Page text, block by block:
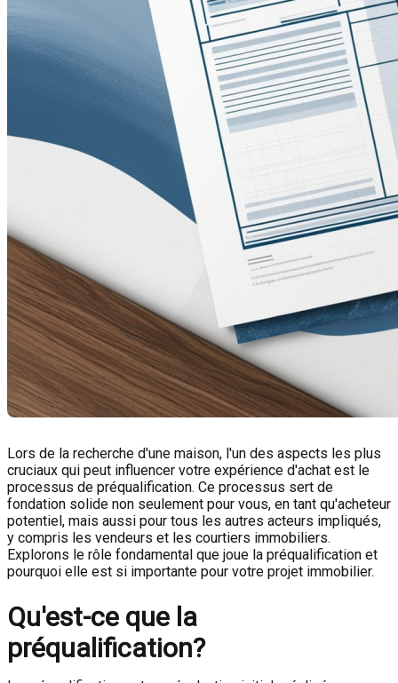
Lors de la recherche d'une maison, l'un des aspects les plus
cruciaux qui peut influencer votre expérience d'achat est le
processus de préqualification. Ce processus sert de
fondation solide non seulement pour vous, en tant qu'acheteur
potentiel, mais aussi pour tous les autres acteurs impliqués,
y compris les vendeurs et les courtiers immobiliers.
Explorons le rôle fondamental que joue la préqualification et
pourquoi elle est si importante pour votre projet immobilier.
Qu'est-ce que la
préqualification?